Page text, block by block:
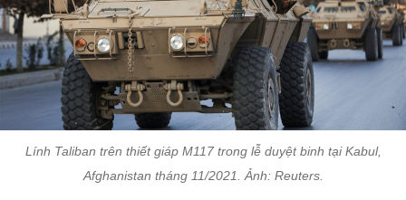
Lính Taliban trên thiết giáp M117 trong lễ duyệt binh tại Kabul,
Afghanistan tháng 11/2021. Ảnh: Reuters.